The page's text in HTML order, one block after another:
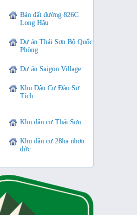
Bán đất đường 826C
Long Hậu
Dự án Thái Sơn Bộ Quốc
Phòng
Dự án Saigon Village
Khu Dân Cư Đào Sư
Tích
Khu dân cư Thái Sơn
Khu dân cư 28ha nhơn
đức